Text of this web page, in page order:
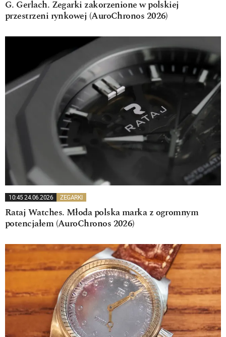
G. Gerlach. Zegarki zakorzenione w polskiej
przestrzeni rynkowej (AuroChronos 2026)
10:45 24.06.2026 ZEGARKI
Rataj Watches. Młoda polska marka z ogromnym
potencjałem (AuroChronos 2026)